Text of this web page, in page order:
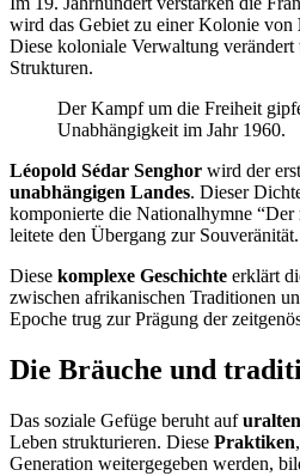
wird das Gebiet zu einer Kolonie von
Diese koloniale Verwaltung
Strukturen.
Der Kampf um die Freiheit
Unabhängigkeit im Jahr 1960.
Léopold Sédar Senghor wird der
unabhängigen Landes. Dieser
komponierte die Nationalhymne
leitete den Übergang zur Souveränität.
Diese komplexe Geschichte erklärt
zwischen afrikanischen Traditionen
Epoche trug zur Prägung der
Die Bräuche und
Das soziale Gefüge beruht auf
Leben strukturieren. Diese Praktiken
Generation weitergegeben werden,